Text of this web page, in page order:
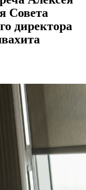
Совета
директора